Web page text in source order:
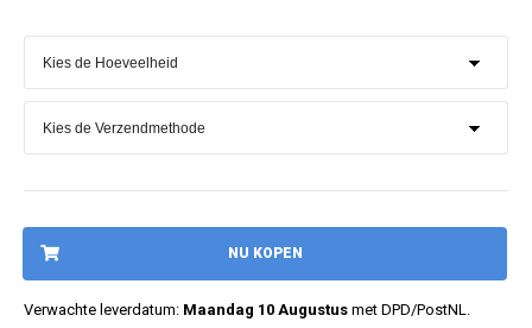
NU KOPEN
Verwachte leverdatum: Maandag 10 Augustus met DPD/PostNL.